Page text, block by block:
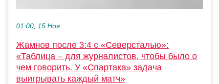
01:00, 15 Ноя
Жамнов после 3:4 с «Северсталью»:
«Таблица – для журналистов, чтобы было о
чем говорить. У «Спартака» задача
выигрывать каждый матч»